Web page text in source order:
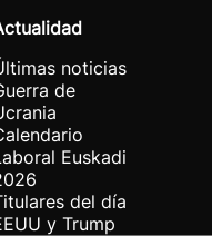
noticias
de
Euskadi
del día
y Trump